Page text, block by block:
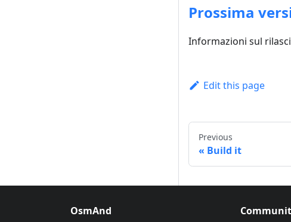
Prossima
Informazioni sul
Edit this page
Previous
Build it
OsmAnd